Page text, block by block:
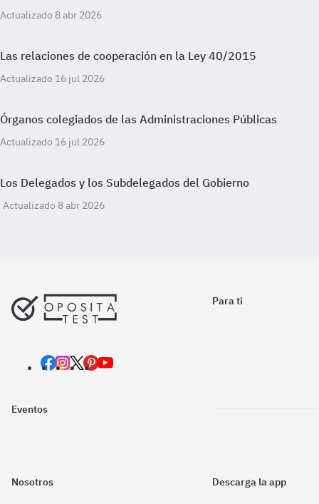
Actualizado 8 abr 2026
Las relaciones de cooperación en la Ley 40/2015
Actualizado 16 jul 2026
Órganos colegiados de las Administraciones Públicas
Actualizado 16 jul 2026
Los Delegados y los Subdelegados del Gobierno
Actualizado 8 abr 2026
Para ti
Eventos
Nosotros Descarga la app